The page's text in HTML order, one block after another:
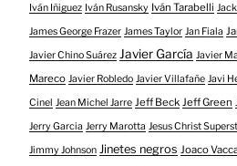
Iván Iñiguez Iván Rusansky Iván Tarabelli
James George Frazer James Taylor Jan Fiala
Javier Chino Suárez Javier García Javier
Mareco Javier Robledo Javier Villafañe Javi
Cinel Jean Michel Jarre Jeff Beck Jeff Green
Jerry Garcia Jerry Marotta Jesus Christ
Jimmy Johnson Jinetes negros Joaco